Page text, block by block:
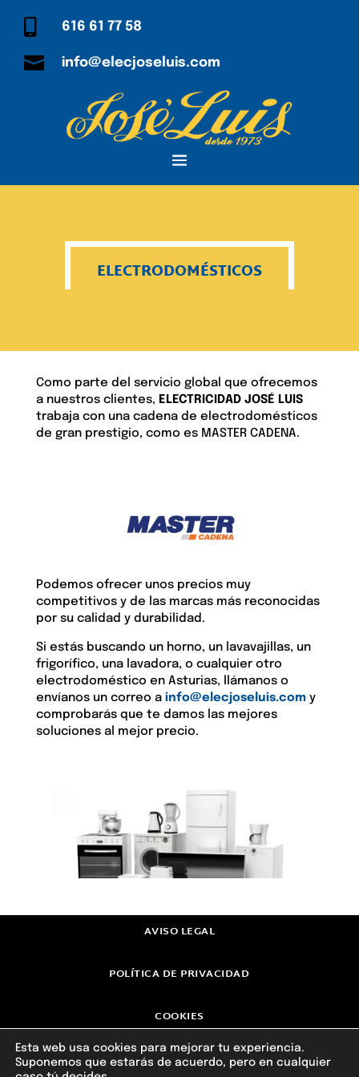
 616 61 77 58
 info@elecjoseluis.com
ELECTRODOMÉSTICOS
Como parte del servicio global que ofrecemos
a nuestros clientes, ELECTRICIDAD JOSÉ LUIS
trabaja con una cadena de electrodomésticos
de gran prestigio, como es MASTER CADENA.
Podemos ofrecer unos precios muy
competitivos y de las marcas más reconocidas
por su calidad y durabilidad.
Si estás buscando un horno, un lavavajillas, un
frigorífico, una lavadora, o cualquier otro
electrodoméstico en Asturias, llámanos o
envíanos un correo a info@elecjoseluis.comy
comprobarás que te damos las mejores
soluciones al mejor precio.
AVISO LEGAL
POLÍTICA DE PRIVACIDAD
COOKIES
Esta web usa cookies para mejorar tu experiencia.
Suponemos que estarás de acuerdo, pero en cualquier